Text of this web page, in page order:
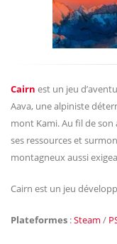
Cairn est un jeu
Aava, une alpiniste
mont Kami. Au fil de
ses ressources et
montagneux aussi
Cairn est un jeu
Plateformes :Steam /